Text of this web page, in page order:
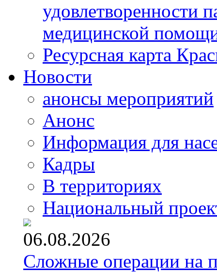
удовлетворенности
медицинской
Ресурсная карта
Новости
анонсы мероприятий
Анонс
Информация для
Кадры
В территориях
Национальный
06.08.2026
Сложные операции на